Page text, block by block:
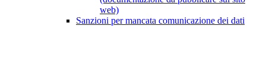
web)
Sanzioni per mancata comunicazione dei dati